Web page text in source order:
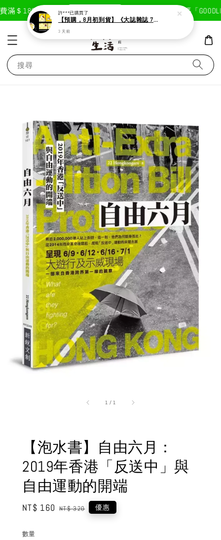
＄1800免運費 現在去購物！ 首次註冊輸入折扣碼「
搜尋
1 / 1
【泡水書】自由六月：
2019年香港「反送中」與
自由運動的開端
Sale
NT$ 160 Regular
NT$ 320 優惠
數量
許***已購買了
【預購，8月初到貨】《大誌雜誌 7月號 第 196 期》封面：布丁狗
3 天前